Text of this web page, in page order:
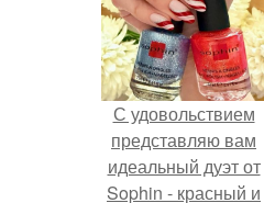
С удовольствием
представляю вам
идеальный дуэт от
Sophin - красный и